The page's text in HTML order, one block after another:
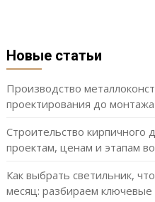
Новые статьи
Производство
проектирования до
Строительство кирпичного
проектам, ценам и этапам
Как выбрать светильник,
месяц: разбираем ключевые